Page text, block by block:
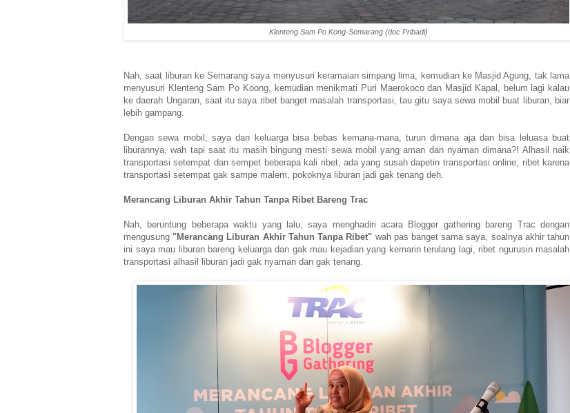
Klenteng Sam Po Kong-Semarang (doc Pribadi)
Nah, saat liburan ke Semarang saya menyusuri keramaian simpang lima, kemudian ke Masjid Agung, tak lama
menyusuri Klenteng Sam Po Koong, kemudian menikmati Puri Maerokoco dan Masjid Kapal, belum lagi kalau
ke daerah Ungaran, saat itu saya ribet banget masalah transportasi, tau gitu saya sewa mobil buat liburan, biar
lebih gampang.
Dengan sewa mobil, saya dan keluarga bisa bebas kemana-mana, turun dimana aja dan bisa leluasa buat
liburannya, wah tapi saat itu masih bingung mesti sewa mobil yang aman dan nyaman dimana?! Alhasil naik
transportasi setempat dan sempet beberapa kali ribet, ada yang susah dapetin transportasi online, ribet karena
transportasi setempat gak sampe malem, pokoknya liburan jadi gak tenang deh.
Merancang Liburan Akhir Tahun Tanpa Ribet Bareng Trac
Nah, beruntung beberapa waktu yang lalu, saya menghadiri acara Blogger gathering bareng Trac dengan
mengusung "Merancang Liburan Akhir Tahun Tanpa Ribet" wah pas banget sama saya, soalnya akhir tahun
ini saya mau liburan bareng keluarga dan gak mau kejadian yang kemarin terulang lagi, ribet ngurusin masalah
transportasi alhasil liburan jadi gak nyaman dan gak tenang.